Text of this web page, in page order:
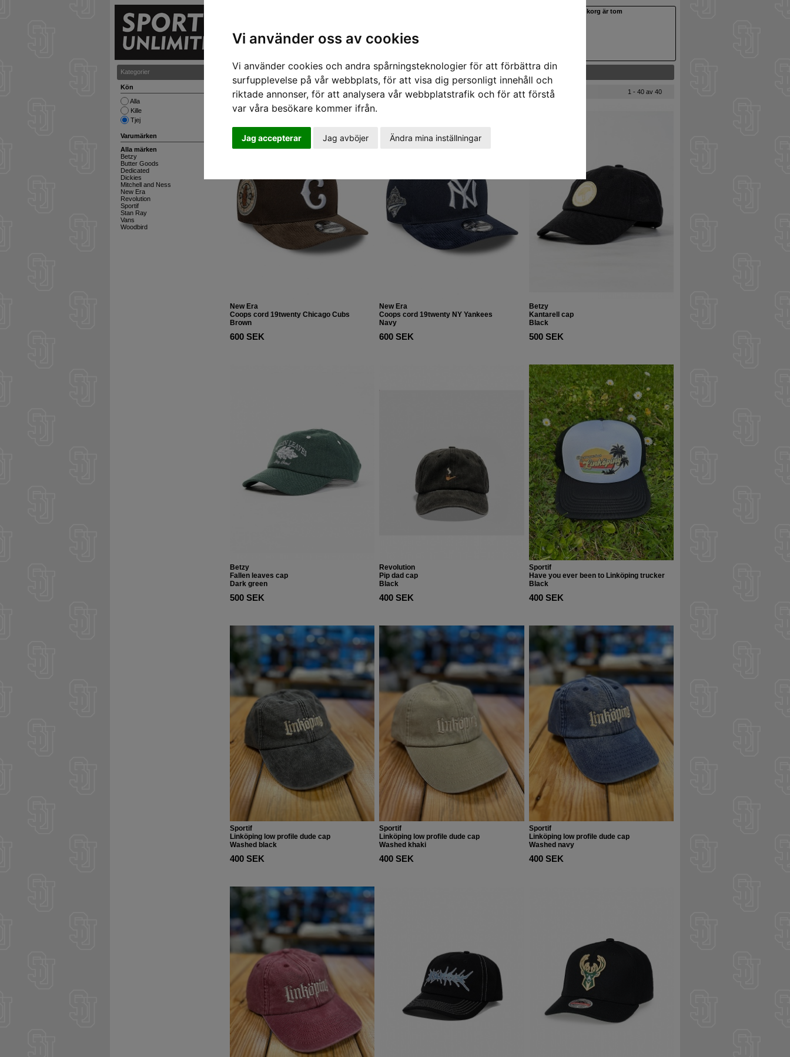
Vi använder oss av cookies
Vi använder cookies och andra spårningsteknologier för att förbättra din
surfupplevelse på vår webbplats, för att visa dig personligt innehåll och
riktade annonser, för att analysera vår webbplatstrafik och för att förstå
var våra besökare kommer ifrån.
Jag accepterar Jag avböjer Ändra mina inställningar
Din varukorg är tom
Kategorier
Kön
Alla
Kille
Tjej
Varumärken
Alla märken
Betzy
Butter Goods
Dedicated
Dickies
Mitchell and Ness
New Era
Revolution
Sportif
Stan Ray
Vans
Woodbird
Kepsar och mössor Kepsar
1 - 40 av 40
New Era
Coops cord 19twenty Chicago Cubs
Brown
600 SEK
New Era
Coops cord 19twenty NY Yankees
Navy
600 SEK
Betzy
Kantarell cap
Black
500 SEK
Betzy
Fallen leaves cap
Dark green
500 SEK
Revolution
Pip dad cap
Black
400 SEK
Sportif
Have you ever been to Linköping trucker
Black
400 SEK
Sportif
Linköping low profile dude cap
Washed black
400 SEK
Sportif
Linköping low profile dude cap
Washed khaki
400 SEK
Sportif
Linköping low profile dude cap
Washed navy
400 SEK